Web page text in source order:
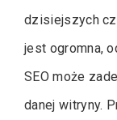
dzisiejszych
jest ogromna,
SEO może
danej witryny.